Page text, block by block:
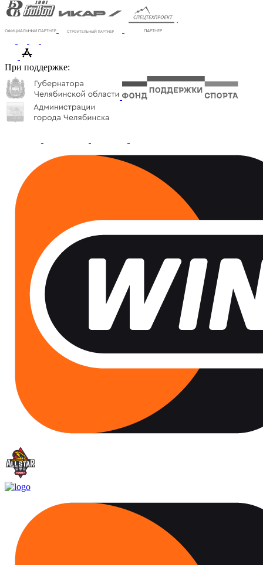
При поддержке: